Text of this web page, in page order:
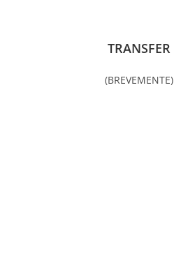
TRANSFER
(BREVEMENTE)